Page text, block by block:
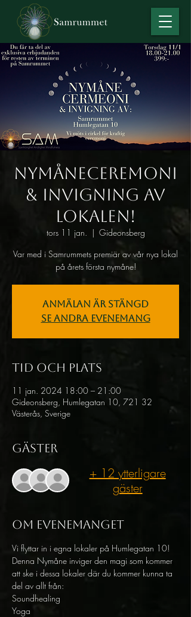
Nymåneceremoni
& invigning av
lokalen!
tors 11 jan.
  |
Gideonsberg
Var med i Samrummets premiär av vår nya lokal
på årets första nymåne!
Anmälan är stängd
Se andra evenemang
Tid och plats
11 jan. 2024 18:00 – 21:00
Gideonsberg, Humlegatan 10, 721 32
Västerås, Sverige
Gäster
+ 12 ytterligare
gäster
Om evenemanget
Vi flyttar in i egna lokaler på Humlegatan 10!
Denna Nymåne inviger den magi som kommer
att ske i dessa lokaler där du kommer kunna ta
del av allt från:
Soundhealing
Yoga